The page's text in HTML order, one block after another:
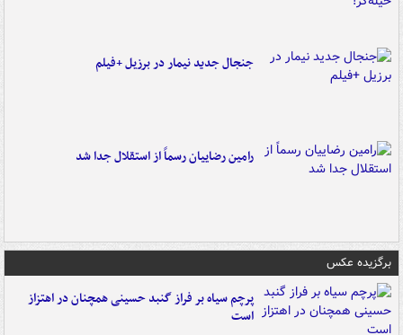
جنجال جدید نیمار در برزیل +فیلم
رامین رضاییان رسماً از استقلال جدا شد
برگزیده عکس
پرچم سیاه بر فراز گنبد حسینی همچنان در اهتزاز
است